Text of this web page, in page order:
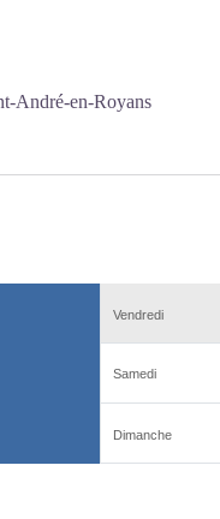
André-en-Royans